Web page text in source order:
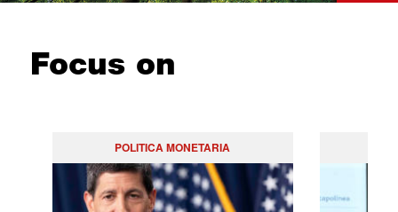
Focus on
POLITICA MONETARIA